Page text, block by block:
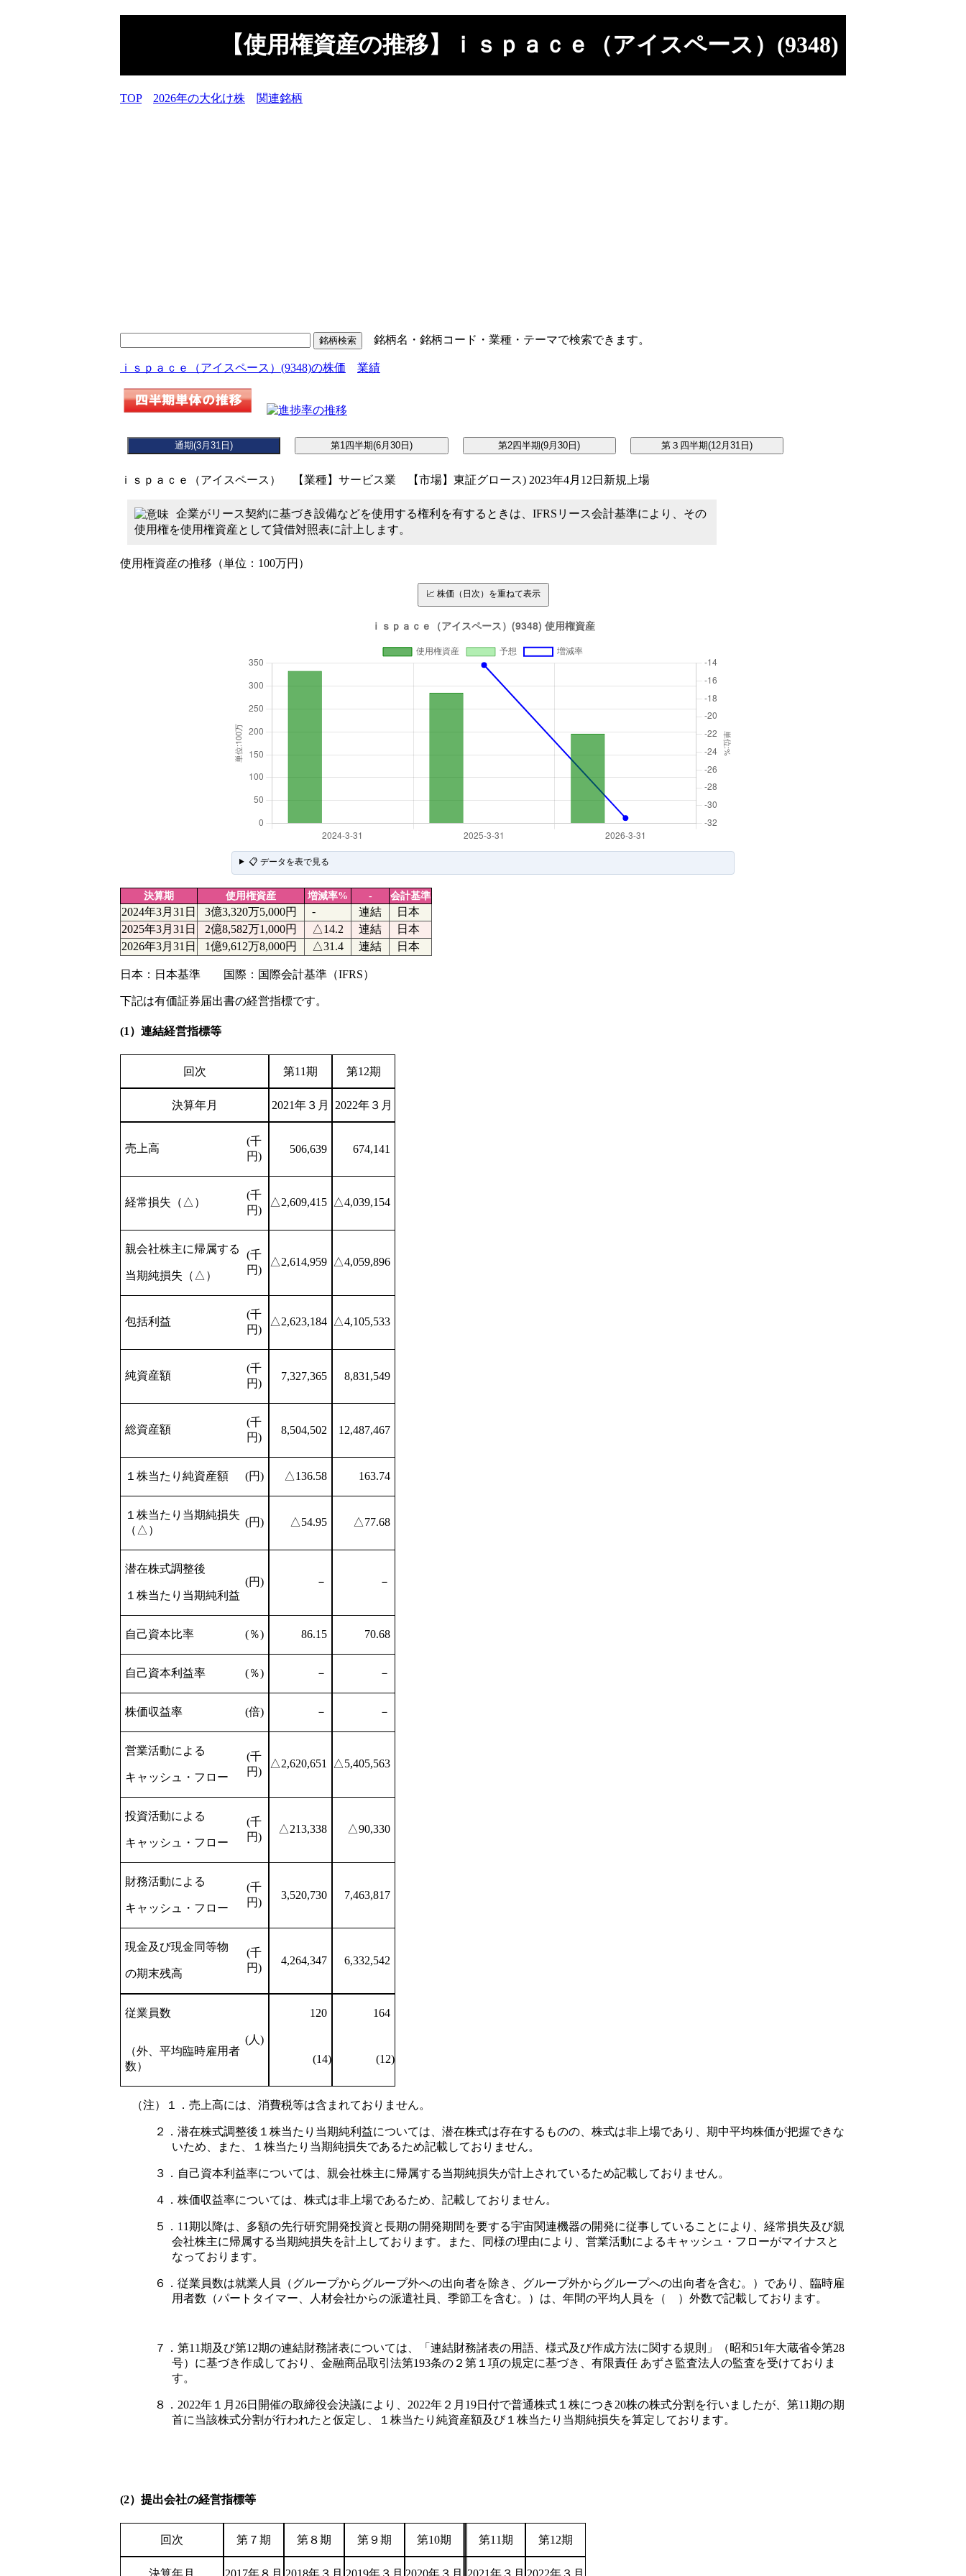
【使用権資産の推移】ｉｓｐａｃｅ（アイスペース）(9348)
TOP 2026年の大化け株 関連銘柄
銘柄名・銘柄コード・業種・テーマで検索できます。
ｉｓｐａｃｅ（アイスペース）(9348)の株価 業績
ｉｓｐａｃｅ（アイスペース） 【業種】サービス業 【市場】東証グロース) 2023年4月12日新規上場
企業がリース契約に基づき設備などを使用する権利を有するときは、IFRSリース会計基準により、その
使用権を使用権資産として貸借対照表に計上します。
使用権資産の推移（単位：100万円）
📈 株価（日次）を重ねて表示
📋 データを表で見る
決算期 使用権資産 増減率% - 会計基準
2024年3月31日 3億3,320万5,000円 - 連結
日本
2025年3月31日
2億8,582万1,000円 △14.2 連結
日本
2026年3月31日
1億9,612万8,000円 △31.4 連結 日本
日本：日本基準 国際：国際会計基準（IFRS）
下記は有価証券届出書の経営指標です。
(1）連結経営指標等
回次 第11期 第12期
決算年月 2021年３月 2022年３月
売上高
(千
円)
506,639 674,141
経常損失（△）
(千
円)
△2,609,415 △4,039,154
親会社株主に帰属する
当期純損失（△）
(千
円)
△2,614,959 △4,059,896
包括利益
(千
円)
△2,623,184 △4,105,533
純資産額
(千
円)
7,327,365 8,831,549
総資産額
(千
円)
8,504,502 12,487,467
１株当たり純資産額 (円) △136.58 163.74
１株当たり当期純損失
（△）
(円) △54.95 △77.68
潜在株式調整後
１株当たり当期純利益
(円) － －
自己資本比率 (％) 86.15 70.68
自己資本利益率 (％) － －
株価収益率 (倍) － －
営業活動による
キャッシュ・フロー
(千
円)
△2,620,651 △5,405,563
投資活動による
キャッシュ・フロー
(千
円)
△213,338 △90,330
財務活動による
キャッシュ・フロー
(千
円)
3,520,730 7,463,817
現金及び現金同等物
の期末残高
(千
円)
4,264,347 6,332,542
従業員数
(人)
120 164
（外、平均臨時雇用者
数）
(14) (12)
（注）１．売上高には、消費税等は含まれておりません。
２．潜在株式調整後１株当たり当期純利益については、潜在株式は存在するものの、株式は非上場であり、期中平均株価が把握できな
いため、また、１株当たり当期純損失であるため記載しておりません。
３．自己資本利益率については、親会社株主に帰属する当期純損失が計上されているため記載しておりません。
４．株価収益率については、株式は非上場であるため、記載しておりません。
５．11期以降は、多額の先行研究開発投資と長期の開発期間を要する宇宙関連機器の開発に従事していることにより、経常損失及び親
会社株主に帰属する当期純損失を計上しております。また、同様の理由により、営業活動によるキャッシュ・フローがマイナスと
なっております。
６．従業員数は就業人員（グループからグループ外への出向者を除き、グループ外からグループへの出向者を含む。）であり、臨時雇
用者数（パートタイマー、人材会社からの派遣社員、季節工を含む。）は、年間の平均人員を（ ）外数で記載しております。
７．第11期及び第12期の連結財務諸表については、「連結財務諸表の用語、様式及び作成方法に関する規則」（昭和51年大蔵省令第28
号）に基づき作成しており、金融商品取引法第193条の２第１項の規定に基づき、有限責任 あずさ監査法人の監査を受けておりま
す。
８．2022年１月26日開催の取締役会決議により、2022年２月19日付で普通株式１株につき20株の株式分割を行いましたが、第11期の期
首に当該株式分割が行われたと仮定し、１株当たり純資産額及び１株当たり当期純損失を算定しております。
(2）提出会社の経営指標等
回次 第７期 第８期 第９期 第10期 第11期 第12期
決算年月 2017年８月 2018年３月 2019年３月 2020年３月 2021年３月 2022年３月